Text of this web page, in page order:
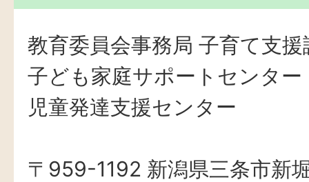
教育委員会事務局 子育て支援
子ども家庭サポートセンター
児童発達支援センター
〒959-1192 新潟県三条市新